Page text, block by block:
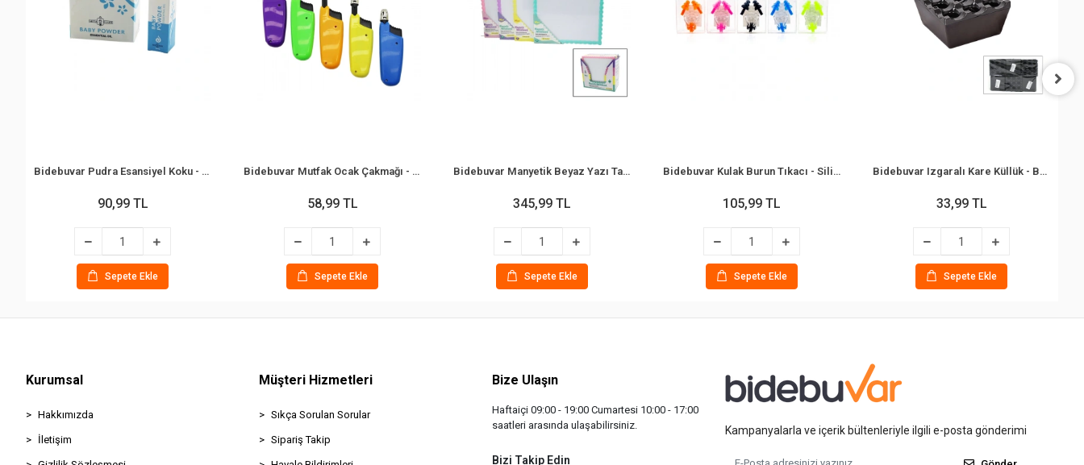
Bidebuvar Pudra Esansiyel Koku - 10 ml - Esans Yağ
90,99 TL
Sepete Ekle
Bidebuvar Mutfak Ocak Çakmağı - Teleskopik Başlık - Renkli
58,99 TL
Sepete Ekle
Bidebuvar Manyetik Beyaz Yazı Tahtası - Çift Taraflı - 29x29 cm - Renkli Çerçeve
345,99 TL
Sepete Ekle
Bidebuvar Kulak Burun Tıkacı - Silikon - Renkli
105,99 TL
Sepete Ekle
Bidebuvar Izgaralı Kare Küllük - Bakalit Plastik - Siyah
33,99 TL
Sepete Ekle
Kurumsal
Hakkımızda
İletişim
Müşteri Hizmetleri
Sıkça Sorulan Sorular
Sipariş Takip
Bize Ulaşın
Haftaiçi 09:00 - 19:00 Cumartesi 10:00 - 17:00
saatleri arasında ulaşabilirsiniz.
Bizi Takip Edin
Kampanyalarla ve içerik bültenleriyle ilgili e-posta gönderimi